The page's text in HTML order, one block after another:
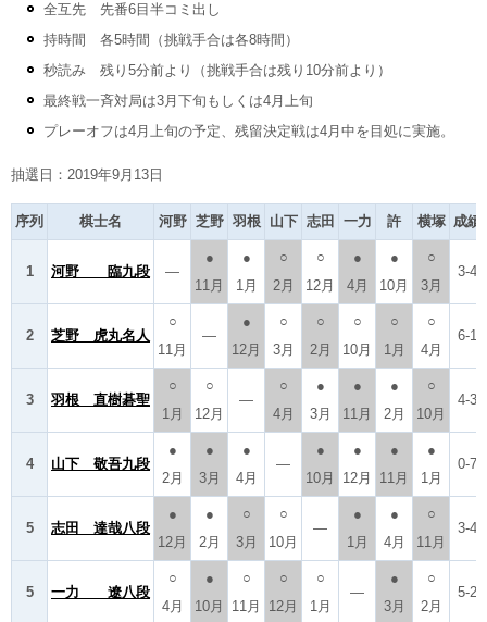
全互先 先番6目半コミ出し
持時間 各5時間（挑戦手合は各8時間）
秒読み 残り5分前より（挑戦手合は残り10分前より）
最終戦一斉対局は3月下旬もしくは4月上旬
プレーオフは4月上旬の予定、残留決定戦は4月中を目処に実施。
抽選日：2019年9月13日
序列 棋士名 河野 芝野 羽根 山下 志田 一力 許 横塚 成績
1 河野 臨九段 ―
●
11月
●
1月
○
2月
○
12月
●
4月
●
10月
○
3月
3-4
2 芝野 虎丸名人
○
11月
―
●
12月
○
3月
○
2月
○
10月
○
1月
○
4月
6-1
3 羽根 直樹碁聖
○
1月
○
12月
―
○
4月
●
3月
●
11月
●
2月
○
10月
4-3
4 山下 敬吾九段
●
2月
●
3月
●
4月
―
●
10月
●
12月
●
11月
●
1月
0-7
5 志田 達哉八段
●
12月
●
2月
○
3月
○
10月
―
●
1月
●
4月
○
11月
3-4
5 一力 遼八段
○
4月
●
10月
○
11月
○
12月
○
1月
―
●
3月
○
2月
5-2